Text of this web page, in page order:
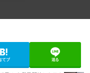
てブ 送る